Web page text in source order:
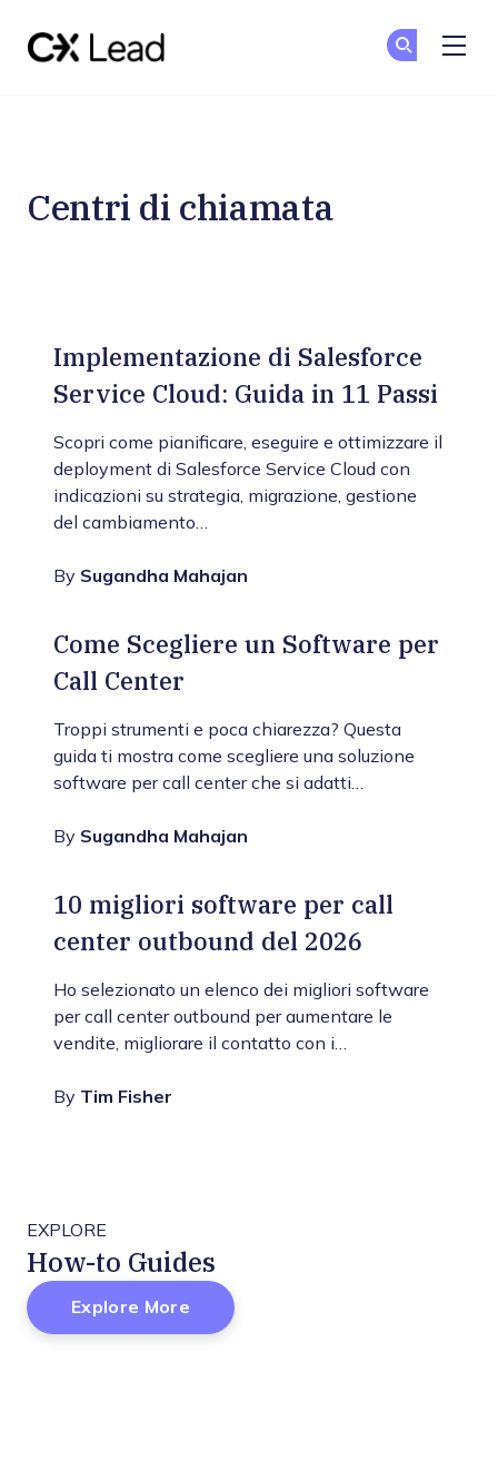
Centri di chiamata
Implementazione di Salesforce
Service Cloud: Guida in 11 Passi
Scopri come pianificare, eseguire e ottimizzare il
deployment di Salesforce Service Cloud con
indicazioni su strategia, migrazione, gestione
del cambiamento…
By Sugandha Mahajan
Come Scegliere un Software per
Call Center
Troppi strumenti e poca chiarezza? Questa
guida ti mostra come scegliere una soluzione
software per call center che si adatti…
By Sugandha Mahajan
10 migliori software per call
center outbound del 2026
Ho selezionato un elenco dei migliori software
per call center outbound per aumentare le
vendite, migliorare il contatto con i…
By Tim Fisher
EXPLORE
How-to Guides
Explore More